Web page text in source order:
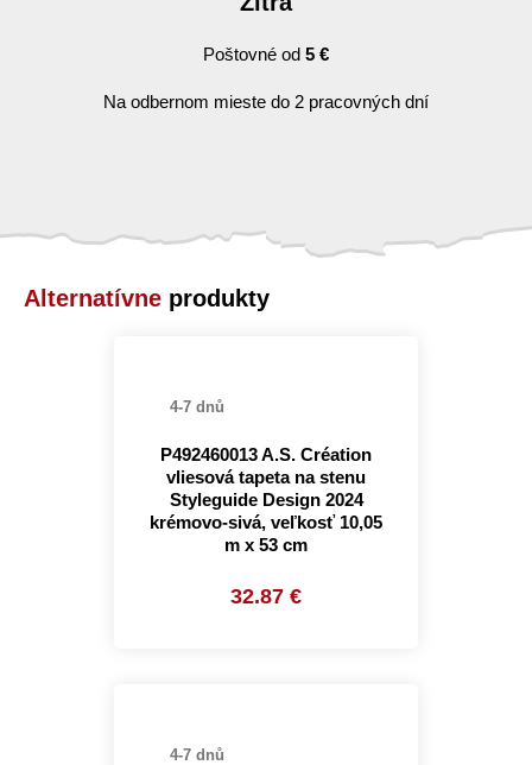
Poštovné od 5 €
Na odbernom mieste do 2 pracovných dní
Alternatívne produkty
4-7 dnů
P492460013 A.S. Création
vliesová tapeta na stenu
Styleguide Design 2024
krémovo-sivá, veľkosť 10,05
m x 53 cm
32.87 €
4-7 dnů